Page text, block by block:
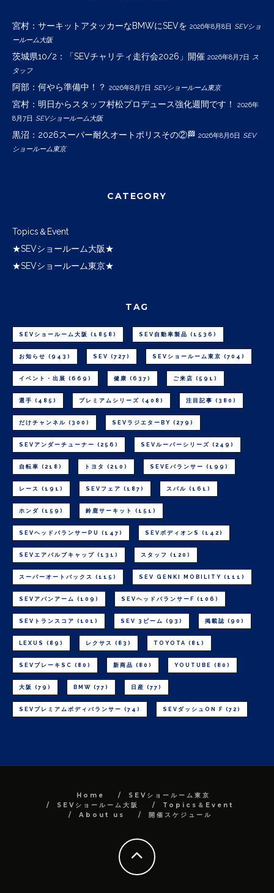
宮村：サーキットアタッカーなBMWにSEVを 2026年8月8日 SEVショ
ールーム大阪
茨城県10/2：「SEVチャリティ走行会2026」開催 2026年8月7日
ス
タッフ
阿部：何やら準備中！？ 2026年8月7日 SEVショールーム東京
宮村：明日からスタッフ村松プロデュース強化週間です！
2026年
8月7日 SEVショールーム大阪
黒沼：2026スーパー耐久オートポリスその②🏁 2026年8月6日 SEV
ショールーム東京
CATEGORY
Topics＆Event
★SEVショールーム大阪★
★SEVショールーム東京★
TAG
SEVショールーム大阪 (1858) SEV自動車製品 (1536)
お知らせ (943) SEV (727) SEVショールーム東京 (704)
イベント・出展 (669) 健康 (637) ご来店 (591)
選手 (485) プレミアムシリーズ (408) 注目記事 (380)
だけチャンネル (300) SEVラジエターBY (279)
SEVアンダーチューナー (256) SEVルーパーシリーズ (249)
自転車 (218) トヨタ (210) SEVEバランサー (199)
レース (191) SEVフェア (187) スバル (161)
ホンダ (159) 鈴鹿サーキット (151)
SEVヘッドバランサーPU (147) SEVボディオンS (142)
SEVエアバルブキャップ (131) スタッフ (120)
スーパーオートバックス (115) SEV GENKI MOBILITY (111)
SEVアバンアーム (109) SEVヘッドバランサーF (106)
SEVトランスコア (101) SEV 3ビーム (93) 掲載誌 (90)
LEXUS (89) レクサス (83) TOYOTA (81)
SEVブレーキSC (80) 新商品 (80) YOUTUBE (80)
大阪 (79) BMW (77) 日産 (77)
SEVプレミアムボディバランサー (74) SEVダッシュON F (72)
Home
SEVショールーム東京
SEVショールーム大阪
Topics＆Event
About us
開催スケジュール